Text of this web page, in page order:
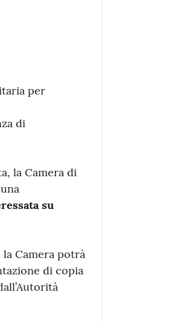
per
di
la Camera di
su
Camera potrà
di copia